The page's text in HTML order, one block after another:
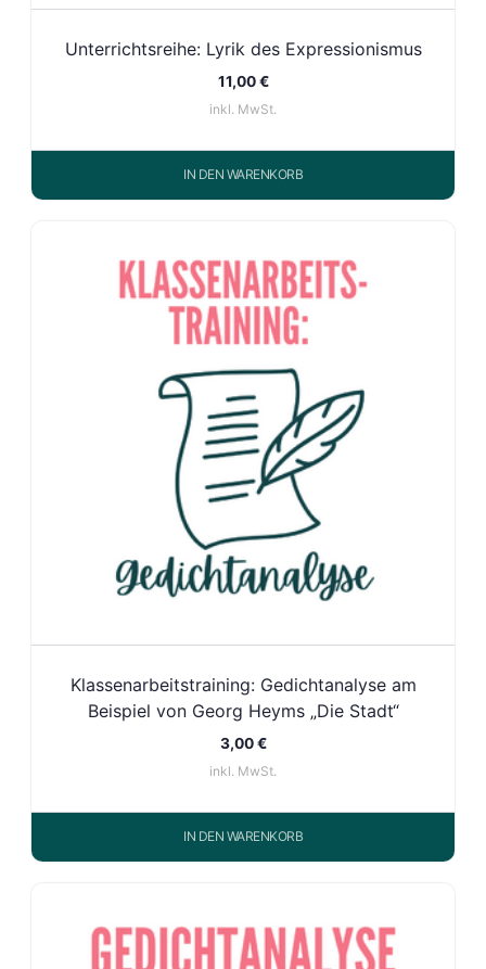
Unterrichtsreihe: Lyrik des Expressionismus
11,00€
inkl. MwSt.
IN DEN WARENKORB
Klassenarbeitstraining: Gedichtanalyse am
Beispiel von Georg Heyms „Die Stadt“
3,00€
inkl. MwSt.
IN DEN WARENKORB